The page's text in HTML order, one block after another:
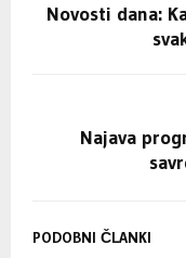
Novosti dana:
Najava
PODOBNI ČLANKI